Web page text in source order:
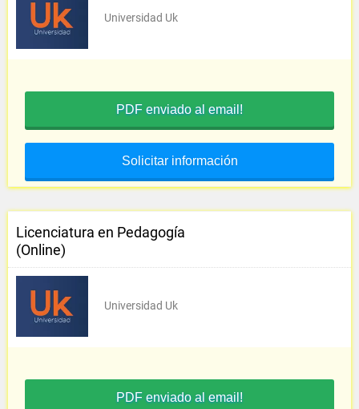
Universidad Uk
PDF enviado al email!
Solicitar información
Licenciatura en Pedagogía
(Online)
Universidad Uk
PDF enviado al email!